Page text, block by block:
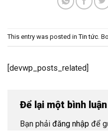
This entry was posted inTin tức.
[devwp_posts_related]
Để lại một bình luận
Bạn phải đăng nhập để